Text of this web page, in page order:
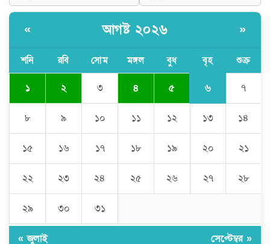
মুন্সীগঞ্জের টংগীবাড়ীতে ৭ ফুট ৬ ইঞ্চি উচ্চতার
ঘণ্টার পর ঘণ্টা বিদ্যুৎহীন মৌলভীবাজার:
অতিরিক্ত বিলে দিশেহারা গ্রাহক, তীব্র ক্ষোভ
বিশ্বনাথে ‘প্রবাসী ওয়েলফেয়ার
গ্রেফতার ১ সিল-স্টাম্প প্যাড জব্দ।
« আগষ্ট ২০২৬ »
শনি রবি সোম মঙ্গল বুধ বৃহ শুক্র
১ ২ ৩ ৪ ৫ ৬ ৭
৮ ৯ ১০ ১১ ১২ ১৩ ১৪
১৫ ১৬ ১৭ ১৮ ১৯ ২০ ২১
২২ ২৩ ২৪ ২৫ ২৬ ২৭ ২৮
২৯ ৩০ ৩১
« জুলাই সেপ্টেম্বর »